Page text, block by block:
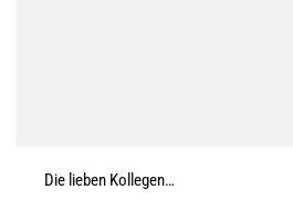
Die lieben Kollegen…